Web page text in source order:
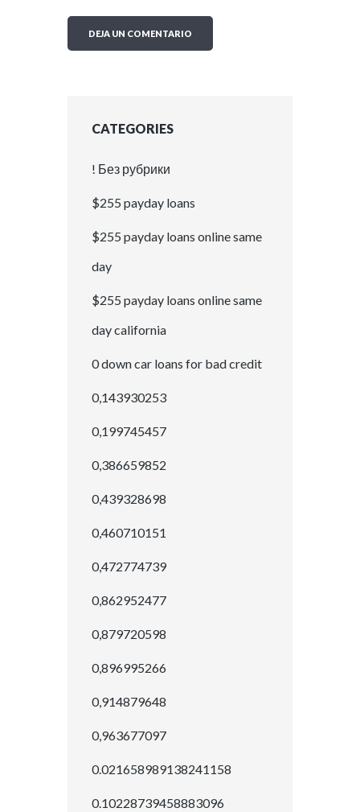
CATEGORIES
! Без рубрики
$255 payday loans
$255 payday loans online same
day
$255 payday loans online same
day california
0 down car loans for bad credit
0,143930253
0,199745457
0,386659852
0,439328698
0,460710151
0,472774739
0,862952477
0,879720598
0,896995266
0,914879648
0,963677097
0.021658989138241158
0.10228739458883096